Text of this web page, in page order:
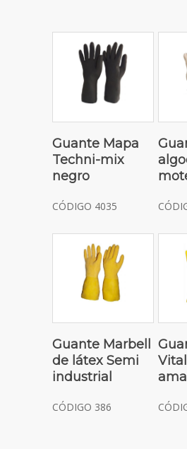
Guante Mapa
Techni-mix
negro
CÓDIGO 4035
Guante Marbell
de látex Semi
industrial
CÓDIGO 386